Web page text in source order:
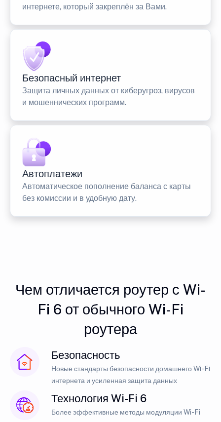
интернете, который закреплён за Вами.
Безопасный интернет
Защита личных данных от киберугроз, вирусов
и мошеннических программ.
Автоплатежи
Автоматическое пополнение баланса с карты
без комиссии и в удобную дату.
Чем отличается роутер с Wi-
Fi 6 от обычного Wi-Fi
роутера
Безопасность
Новые стандарты безопасности домашнего Wi-Fi
интернета и усиленная защита данных
Технология Wi-Fi 6
Более эффективные методы модуляции Wi-Fi